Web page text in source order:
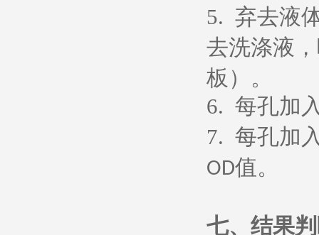
5. 弃去液
去洗涤液
板）。
6. 每孔加
7. 每孔加
OD值。
七、 结果